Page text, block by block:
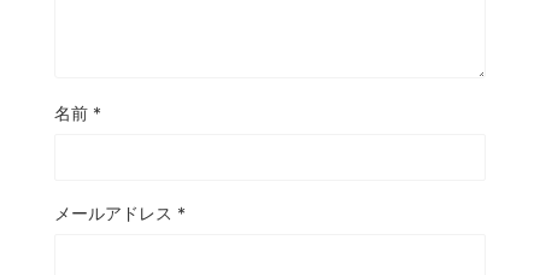
名前 *
メールアドレス *